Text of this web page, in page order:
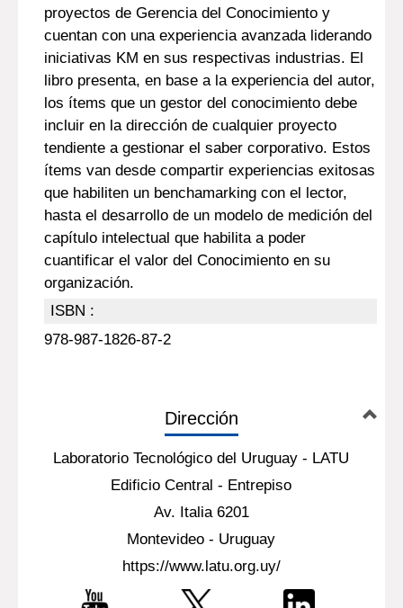
proyectos de Gerencia del Conocimiento y
cuentan con una experiencia avanzada liderando
iniciativas KM en sus respectivas industrias. El
libro presenta, en base a la experiencia del autor,
los ítems que un gestor del conocimiento debe
incluir en la dirección de cualquier proyecto
tendiente a gestionar el saber corporativo. Estos
ítems van desde compartir experiencias exitosas
que habiliten un benchamarking con el lector,
hasta el desarrollo de un modelo de medición del
capítulo intelectual que habilita a poder
cuantificar el valor del Conocimiento en su
organización.
ISBN :
978-987-1826-87-2
Dirección
Laboratorio Tecnológico del Uruguay - LATU
Edificio Central - Entrepiso
Av. Italia 6201
Montevideo - Uruguay
https://www.latu.org.uy/